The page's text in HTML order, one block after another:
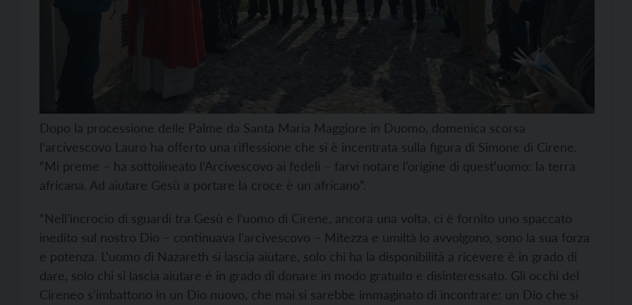
Dopo la processione delle Palme da Santa Maria Maggiore in Duomo, domenica scorsa
l’arcivescovo Lauro ha offerto una riflessione che si è incentrata sulla figura di Simone di Cirene.
“Mi preme – ha sottolineato l’Arcivescovo ai fedeli – farvi notare l’origine di quest’uomo: la terra
africana. Ad aiutare Gesù a portare la croce è un africano”.
“Nell’incrocio di sguardi tra Gesù e l’uomo di Cirene, ancora una volta, ci è fornito uno spaccato
inedito sul nostro Dio – continuava l'arcivescovo – Mitezza e umiltà lo avvolgono, sono la sua forza
e potenza. L’uomo di Nazareth si lascia aiutare, solo chi ha la disponibilità a ricevere è in grado di
dare, solo chi si lascia aiutare è in grado di donare in modo gratuito e disinteressato. Gli occhi del
Cireneo s’imbattono in un Dio nuovo, che mai si sarebbe immaginato di incontrare: un Dio che si